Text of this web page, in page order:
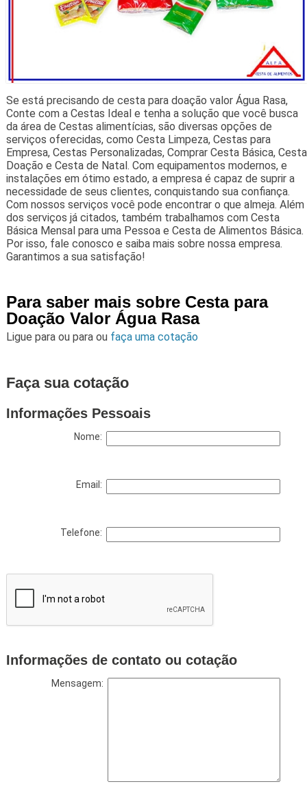
Se está precisando de cesta para doação valor Água Rasa,
Conte com a Cestas Ideal e tenha a solução que você busca
da área de Cestas alimentícias, são diversas opções de
serviços oferecidas, como Cesta Limpeza, Cestas para
Empresa, Cestas Personalizadas, Comprar Cesta Básica, Cesta
Doação e Cesta de Natal. Com equipamentos modernos, e
instalações em ótimo estado, a empresa é capaz de suprir a
necessidade de seus clientes, conquistando sua confiança.
Com nossos serviços você pode encontrar o que almeja. Além
dos serviços já citados, também trabalhamos com Cesta
Básica Mensal para uma Pessoa e Cesta de Alimentos Básica.
Por isso, fale conosco e saiba mais sobre nossa empresa.
Garantimos a sua satisfação!
Para saber mais sobre Cesta para
Doação Valor Água Rasa
Ligue para ou para ou faça uma cotação
Faça sua cotação
Informações Pessoais
Nome:
Email:
Telefone:
Informações de contato ou cotação
Mensagem: